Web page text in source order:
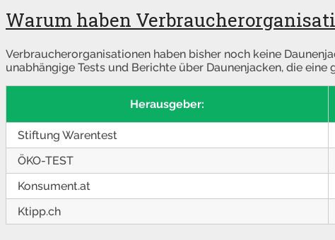
Warum haben
Verbraucherorganisationen haben bisher noch keine
unabhängige Tests und Berichte über Daunenjacken, die
Herausgeber:
Stiftung Warentest
ÖKO-TEST
Konsument.at
Ktipp.ch